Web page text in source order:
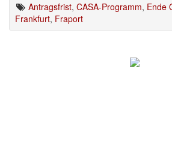
Antragsfrist, CASA-Programm, Ende
Frankfurt, Fraport